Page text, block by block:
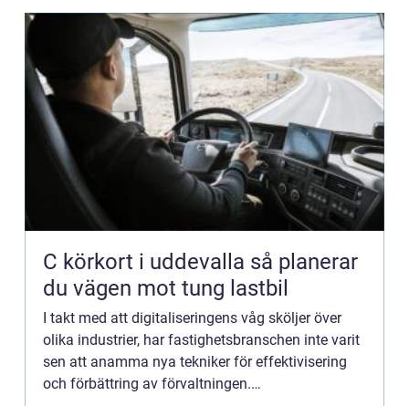
C körkort i uddevalla så planerar
du vägen mot tung lastbil
I takt med att digitaliseringens våg sköljer över
olika industrier, har fastighetsbranschen inte varit
sen att anamma nya tekniker för effektivisering
och förbättring av förvaltningen.